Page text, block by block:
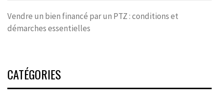
Vendre un bien financé par un PTZ : conditions et
démarches essentielles
CATÉGORIES